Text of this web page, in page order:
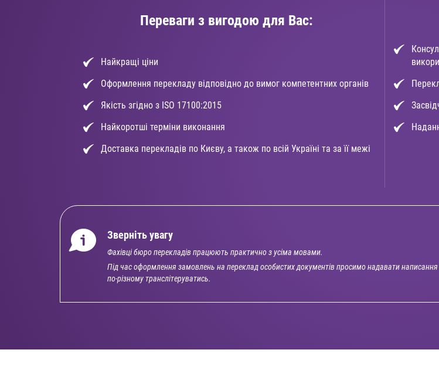
Переваги з вигодою для Вас:
Найкращі ціни
Оформлення перекладу відповідно до вимог компетентних органів
Якість згідно з ISO 17100:2015
Найкоротші терміни виконання
Доставка перекладів по Києву, а також по всій Україні та за її межі
Зверніть увагу
Фахівці бюро перекладів працюють практично з усіма мовами.
Під час оформлення замовлень на переклад особистих документів просимо надавати
по-різному транслітеруватись.